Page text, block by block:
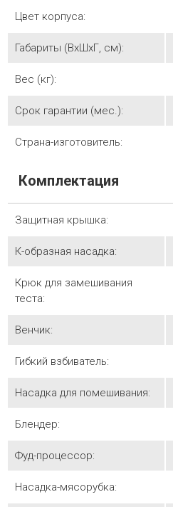
Цвет корпуса:
Габариты (ВхШхГ, см):
Вес (кг):
Срок гарантии (мес.):
Страна-изготовитель:
Комплектация
Защитная крышка:
К-образная насадка:
Крюк для замешивания
теста:
Венчик:
Гибкий взбиватель:
Насадка для помешивания:
Блендер:
Фуд-процессор:
Насадка-мясорубка: